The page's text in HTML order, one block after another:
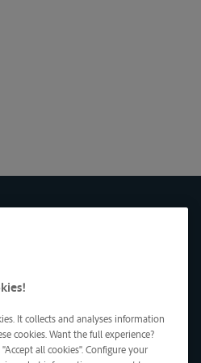
It collects and analyses information
cookies. Want the full experience?
all cookies". Configure your